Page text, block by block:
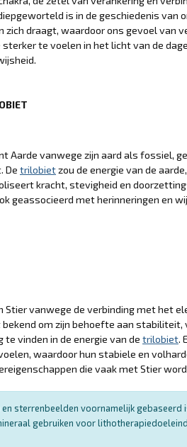
is in de geschiedenis van
zich draagt, waardoor ons gevoel van
te voelen in het licht van de
Aarde vanwege zijn aard als fossiel,
De trilobietzou de energie van de
kracht, stevigheid en
geassocieerd met herinneringen en
vanwege de verbinding met het
om zijn behoefte aan stabiliteit,
vinden in de energie van de trilobiet.
waardoor hun stabiele en
die vaak met Stier
sterrenbeelden voornamelijk
gebruiken voor